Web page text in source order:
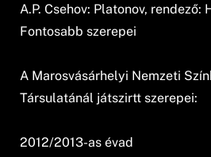
A.P. Csehov: Platonov, rendező:
Fontosabb szerepei
A Marosvásárhelyi Nemzeti
Társulatánál játszirtt szerepei:
2012/2013-as évad